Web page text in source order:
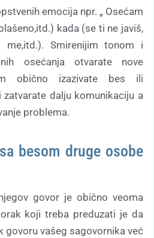
emocija npr. „ Osećam
kada (se ti ne javiš,
me,itd.). Smirenijim tonom i
osećanja otvarate nove
obično izazivate bes ili
dalju komunikaciju a
problema.
besom druge osobe
govor je obično veoma
koji treba preduzati je da
govoru vašeg sagovornika već